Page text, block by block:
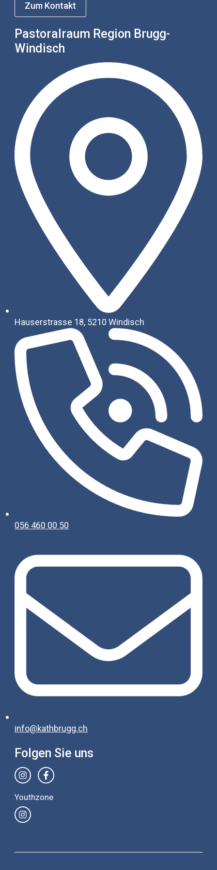
Zum Kontakt
Pastoralraum Region Brugg-
Windisch
Hauserstrasse 18, 5210 Windisch
056 460 00 50
info@kathbrugg.ch
Folgen Sie uns
Youthzone